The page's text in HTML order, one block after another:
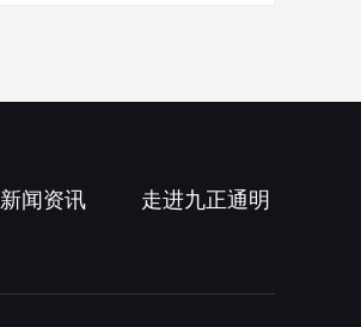
新闻资讯 走进九正通明